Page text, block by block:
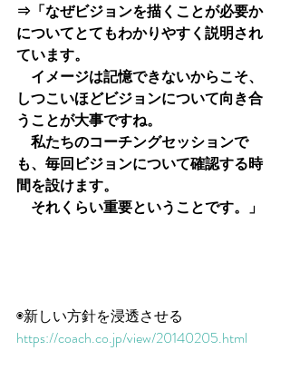
⇒「なぜビジョンを描くことが必要か
についてとてもわかりやすく説明され
ています。
イメージは記憶できないからこそ、
しつこいほどビジョンについて向き合
うことが大事ですね。
私たちのコーチングセッションで
も、毎回ビジョンについて確認する時
間を設けます。
それくらい重要ということです。」
◉新しい方針を浸透させる
https://coach.co.jp/view/20140205.html